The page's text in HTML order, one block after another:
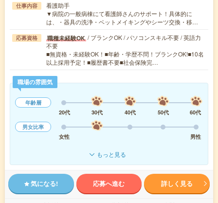
仕事内容
看護助手
▼病院の一般病棟にて看護師さんのサポート！具体的に
は、・器具の洗浄・ベットメイキングやシーツ交換・移…
応募資格 職種未経験OK / ブランクOK / パソコンスキル不要 / 英語力
不要
■無資格・未経験OK！■年齢・学歴不問！ブランクOK!■10名
以上採用予定！■履歴書不要■社会保険完…
職場の雰囲気
年齢層
20代
30代 40代 50代
60代
男女比率
女性
男性
もっと見る
気になる! 応募へ進む 詳しく見る